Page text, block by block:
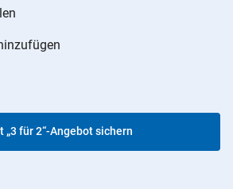
„3 für 2“-Angebot sichern